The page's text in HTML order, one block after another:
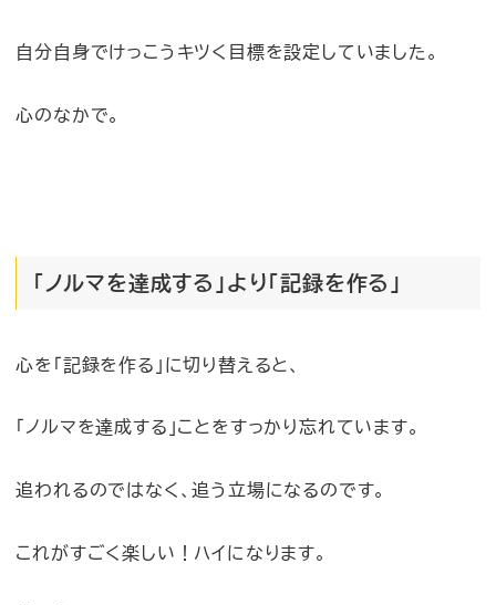
自分自身でけっこうキツく目標を設定していました。
心のなかで。
「ノルマを達成する」より「記録を作る」
心を「記録を作る」に切り替えると、
「ノルマを達成する」ことをすっかり忘れています。
追われるのではなく、追う立場になるのです。
これがすごく楽しい！ハイになります。